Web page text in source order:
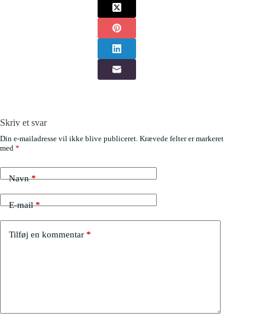
Skriv et svar
Din e-mailadresse vil ikke blive publiceret. Krævede felter er markeret
med *
Navn*
E-mail*
Tilføj en kommentar *